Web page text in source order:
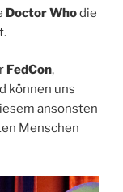
Doctor Whodie
FedCon,
können uns
ansonsten
Menschen